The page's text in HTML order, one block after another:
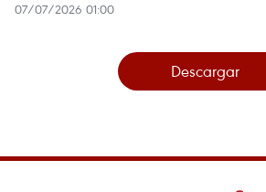
07/07/2026 01:00
Descargar